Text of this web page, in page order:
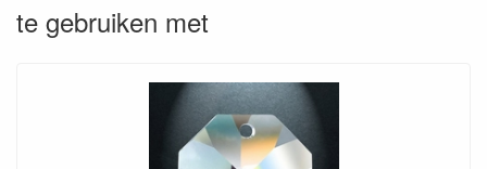
te gebruiken met